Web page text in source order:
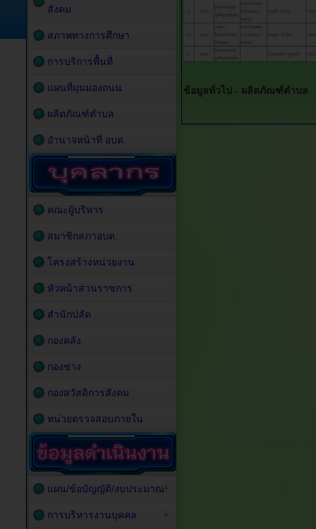
ข้อมูลทั่วไป - ผลิตภัณฑ์ตำบล
สังคม
สภาพทางการศึกษา
การบริการพื้นที่
แผนที่มุมมองถนน
ผลิตภัณฑ์ตำบล
อำนาจหน้าที่ อบต.
คณะผู้บริหาร
สมาชิกสภาอบต.
โครงสร้างหน่วยงาน
หัวหน้าส่วนราชการ
สำนักปลัด
กองคลัง
กองช่าง
กองสวัสดิการสังคม
หน่วยตรวจสอบภายใน
แผน/ข้อบัญญัติ/งบประมาณ
การบริหารงานบุคคล